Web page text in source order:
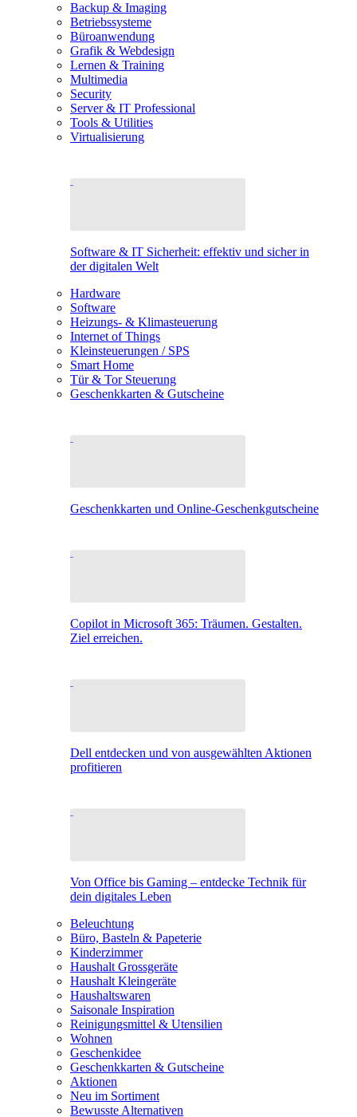
Backup & Imaging
Betriebssysteme
Büroanwendung
Grafik & Webdesign
Lernen & Training
Multimedia
Security
Server & IT Professional
Tools & Utilities
Virtualisierung
Software & IT Sicherheit: effektiv und sicher in
der digitalen Welt
Hardware
Software
Heizungs- & Klimasteuerung
Internet of Things
Kleinsteuerungen / SPS
Smart Home
Tür & Tor Steuerung
Geschenkkarten & Gutscheine
Geschenkkarten und Online-Geschenkgutscheine
Copilot in Microsoft 365: Träumen. Gestalten.
Ziel erreichen.
Dell entdecken und von ausgewählten Aktionen
profitieren
Von Office bis Gaming – entdecke Technik für
dein digitales Leben
Beleuchtung
Büro, Basteln & Papeterie
Kinderzimmer
Haushalt Grossgeräte
Haushalt Kleingeräte
Haushaltswaren
Saisonale Inspiration
Reinigungsmittel & Utensilien
Wohnen
Geschenkidee
Geschenkkarten & Gutscheine
Aktionen
Neu im Sortiment
Bewusste Alternativen